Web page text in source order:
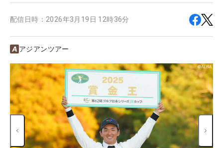
配信日時： 2026年3月19日 12時36分
アジアンツアー